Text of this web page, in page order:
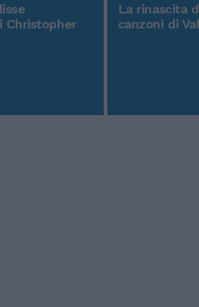
Christopher
La rinascita
canzoni di